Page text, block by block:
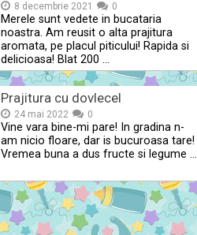
8 decembrie 2021 0
Merele sunt vedete in bucataria
noastra. Am reusit o alta prajitura
aromata, pe placul piticului! Rapida si
delicioasa! Blat 200 …
Prajitura cu dovlecel
24 mai 2022 0
Vine vara bine-mi pare! In gradina n-
am nicio floare, dar is bucuroasa tare!
Vremea buna a dus fructe si legume …